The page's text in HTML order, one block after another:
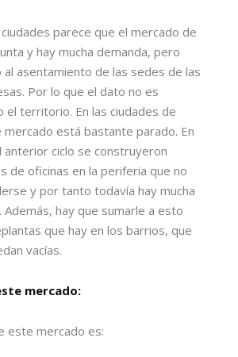
parece que el mercado de
y hay mucha demanda, pero
asentamiento de las sedes de las
Por lo que el dato no es
el territorio. En las ciudades de
está bastante parado. En
anterior ciclo se construyeron
de oficinas en la periferia que no
y por tanto todavía hay mucha
hay que sumarle a esto
que hay en los barrios, que
vacías.
mercado:
este mercado es: